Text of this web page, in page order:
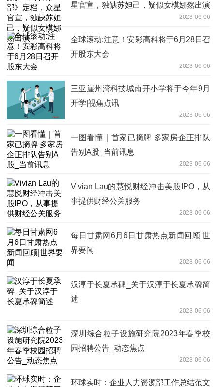
星官宣，独缺苏妲己，疑似女模娜然出演
2023-06-06
全球滚动:注意！安彩高科将于6月28日召
开股东大会
2023-06-06
三亚崖州湾科技城南开小学将于今年9月
开学|视焦点讯
2023-06-06
一图看懂｜首家已摘牌 多家房企正排队
告别A股_当前讯息
2023-06-06
Vivian Lau的慧悦财经冲击美股IPO，从
事提供财经公关服务
2023-06-06
每日甘肃网6月6日甘肃热点新闻回顾|世
界要闻
2023-06-06
汉淳于长夏承碑_关于汉淳于长夏承碑简
述
2023-06-06
深圳综合粒子设施研究院2023年春季校
园招聘公告_动态焦点
2023-06-06
环球实时：企业人力资源部工作总结范文